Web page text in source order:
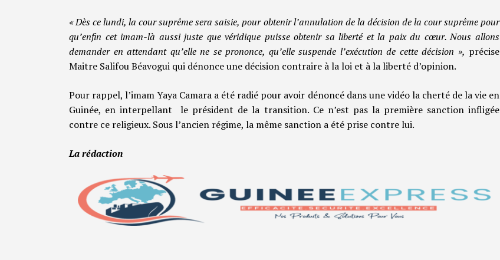
« Dès ce lundi, la cour suprême sera saisie, pour obtenir l’annulation de la décision de la cour suprême pour
qu’enfin cet imam-là aussi juste que véridique puisse obtenir sa liberté et la paix du cœur. Nous allons
demander en attendant qu’elle ne se prononce, qu’elle suspende l’exécution de cette décision », précise
Maitre Salifou Béavogui qui dénonce une décision contraire à la loi et à la liberté d’opinion.
Pour rappel, l’imam Yaya Camara a été radié pour avoir dénoncé dans une vidéo la cherté de la vie en
Guinée, en interpellant le président de la transition. Ce n’est pas la première sanction infligée
contre ce religieux. Sous l’ancien régime, la même sanction a été prise contre lui.
La rédaction